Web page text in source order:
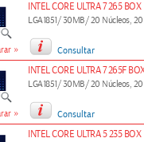
»
INTEL CORE ULTRA 7 265 BOX
LGA1851/ 30MB/ 20 Núcleos,
Consultar
»
INTEL CORE ULTRA 7 265F
LGA1851/ 30MB/ 20 Núcleos,
Consultar
INTEL CORE ULTRA 5 235 BOX